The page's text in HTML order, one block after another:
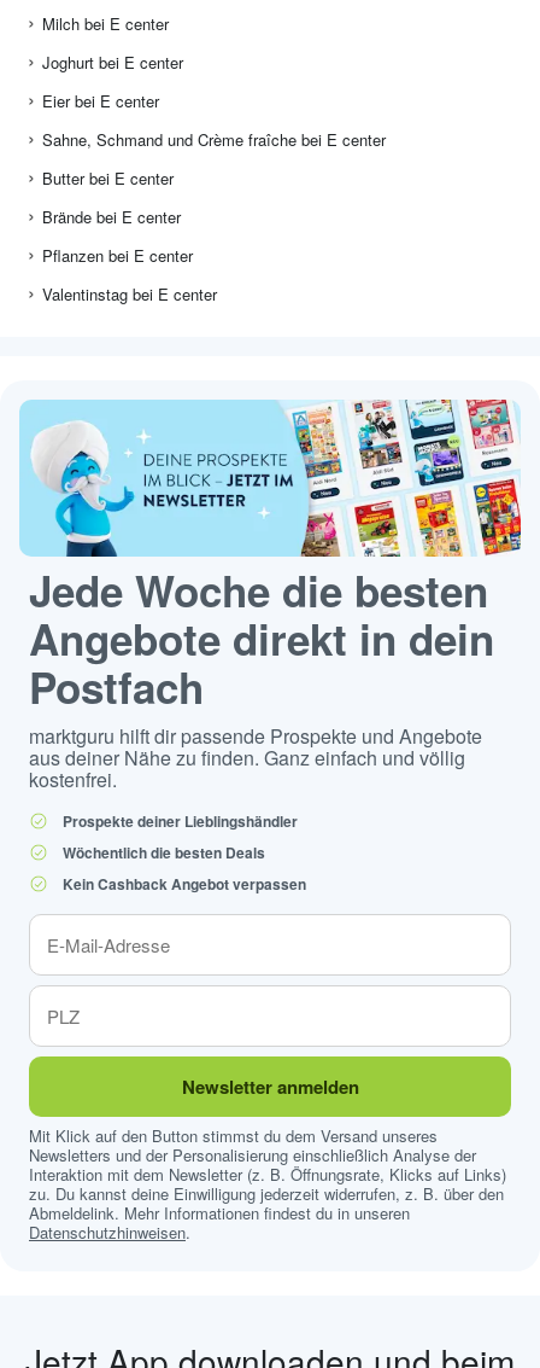
Milch bei E center
Joghurt bei E center
Eier bei E center
Sahne, Schmand und Crème fraîche bei E center
Butter bei E center
Brände bei E center
Pflanzen bei E center
Valentinstag bei E center
Jede Woche die besten
Angebote direkt in dein
Postfach
marktguru hilft dir passende Prospekte und Angebote
aus deiner Nähe zu finden. Ganz einfach und völlig
kostenfrei.
Prospekte deiner Lieblingshändler
Wöchentlich die besten Deals
Kein Cashback Angebot verpassen
Newsletter anmelden
Mit Klick auf den Button stimmst du dem Versand unseres
Newsletters und der Personalisierung einschließlich Analyse der
Interaktion mit dem Newsletter (z. B. Öffnungsrate, Klicks auf Links)
zu. Du kannst deine Einwilligung jederzeit widerrufen, z. B. über den
Abmeldelink. Mehr Informationen findest du in unseren
Datenschutzhinweisen.